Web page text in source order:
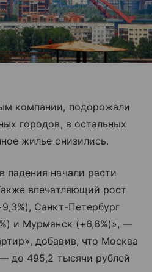
компании, подорожали
городов, в остальных
жилье снизились.
падения начали расти
впечатляющий рост
Санкт-Петербург
и Мурманск (+6,6%)», —
добавив, что Москва
— до 495,2 тысячи рублей